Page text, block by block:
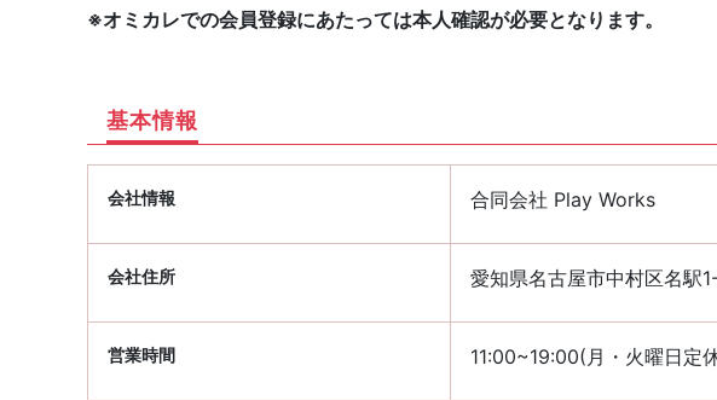
※オミカレでの会員登録にあたっては本人確認が必要となります。
基本情報
会社情報 合同会社 Play Works
会社住所 愛知県名古屋市中村区名駅
営業時間 11:00~19:00(月・火曜日定